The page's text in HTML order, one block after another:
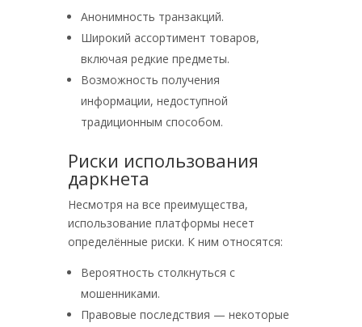
Анонимность транзакций.
Широкий ассортимент товаров,
включая редкие предметы.
Возможность получения
информации, недоступной
традиционным способом.
Риски использования
даркнета
Несмотря на все преимущества,
использование платформы несет
определённые риски. К ним относятся:
Вероятность столкнуться с
мошенниками.
Правовые последствия — некоторые